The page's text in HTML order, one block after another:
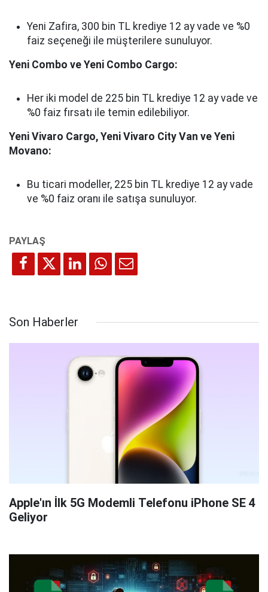
Yeni Zafira, 300 bin TL krediye 12 ay vade ve %0
faiz seçeneği ile müşterilere sunuluyor.
Yeni Combo ve Yeni Combo Cargo:
Her iki model de 225 bin TL krediye 12 ay vade ve
%0 faiz fırsatı ile temin edilebiliyor.
Yeni Vivaro Cargo, Yeni Vivaro City Van ve Yeni
Movano:
Bu ticari modeller, 225 bin TL krediye 12 ay vade
ve %0 faiz oranı ile satışa sunuluyor.
Son Haberler
Apple'ın İlk 5G Modemli Telefonu iPhone SE 4
Geliyor